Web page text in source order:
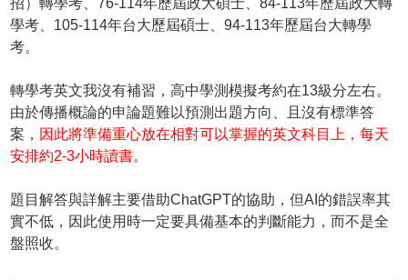
學考、105-114年台大歷屆碩士、94-113年歷屆台大轉學
考。
轉學考英文我沒有補習，高中學測模擬考約在13級分左右。
由於傳播概論的申論題難以預測出題方向、且沒有標準答
案， 因此將準備重心放在相對可以掌握的英文科目上，每天
安排約2-3小時讀書。
題目解答與詳解主要借助ChatGPT的協助，但AI的錯誤率其
實不低，因此使用時一定要具備基本的判斷能力，而不是全
盤照收。